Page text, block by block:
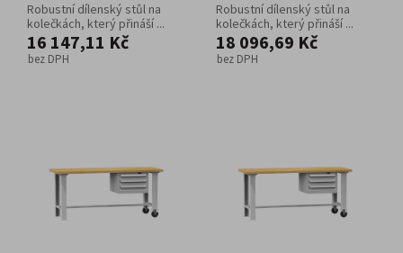
Robustní dílenský stůl na
kolečkách, který přináší ...
16 147,11 Kč
bez DPH
Robustní dílenský stůl na
kolečkách, který přináší ...
18 096,69 Kč
bez DPH